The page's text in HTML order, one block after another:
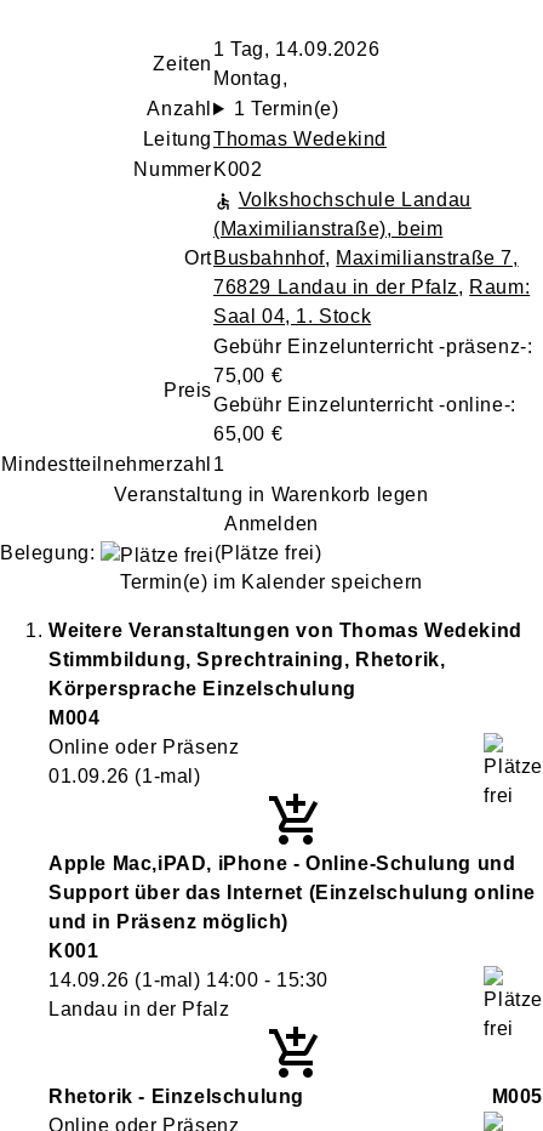
Zeiten
1 Tag, 14.09.2026
Montag,
Anzahl
1 Termin(e)
LeitungThomas Wedekind
Nummer K002
Ort
Volkshochschule Landau
(Maximilianstraße), beim
Busbahnhof, Maximilianstraße 7,
76829 Landau in der Pfalz, Raum:
Saal 04, 1. Stock
Preis
Gebühr Einzelunterricht -präsenz-:
75,00 €
Gebühr Einzelunterricht -online-:
65,00 €
Mindestteilnehmerzahl 1
Veranstaltung in Warenkorb legen
Anmelden
Belegung:
(Plätze frei)
Termin(e) im Kalender speichern
Weitere Veranstaltungen von ThomasWedekind
Stimmbildung, Sprechtraining, Rhetorik,
Körpersprache Einzelschulung
M004
Online oder Präsenz
01.09.26 (1-mal)
Apple Mac,iPAD, iPhone - Online-Schulung und
Support über das Internet (Einzelschulung online
und in Präsenz möglich)
K001
14.09.26 (1-mal) 14:00 - 15:30
Landau in der Pfalz
Rhetorik - Einzelschulung
M005
Online oder Präsenz